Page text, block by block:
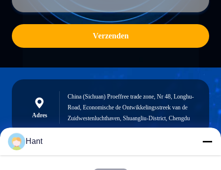
Verzenden
Adres
China (Sichuan) Proeffree trade zone, Nr 48, Longhu-
Road, Economische de Ontwikkelingsstreek van de
Zuidwestenluchthaven, Shuangliu-District, Chengdu
Sales03@chinafibercable.com
Hant